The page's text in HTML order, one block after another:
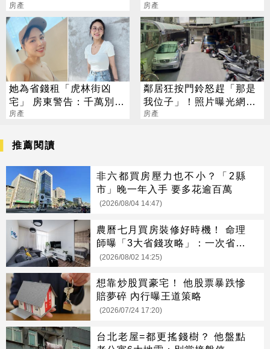
1族群
房產
音沒說完的真相
房產
她為省錢租「虎林街凶
宅」 房東警告：千萬別開
這扇門
房產
鄰居狂按門鈴怒趕「那是
我位子」！照片曝光網齊
轟：買1樓送車位？
房產
推薦閱讀
非六都買房壓力也不小？「2縣
市」晚一年入手 要多花逾百萬
(2026/08/04 14:47)
農曆七月買房裝修好時機！ 命理
師曝「3大省錢攻略」：一次省很
大
(2026/08/02 14:25)
想靠炒股買豪宅！ 他股票暴跌慘
賠夢碎 內行曝王道策略
(2026/07/24 17:20)
台北老屋=都更搖錢樹？ 他盤點